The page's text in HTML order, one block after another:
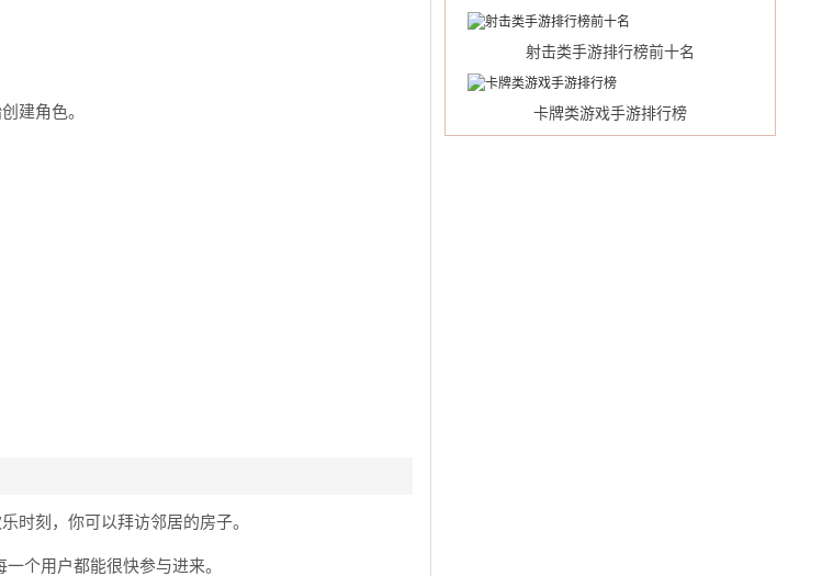
建角色。
时刻，你可以拜访邻居的房子。
个用户都能很快参与进来。
射击类手游排行榜前十名
卡牌类游戏手游排行榜